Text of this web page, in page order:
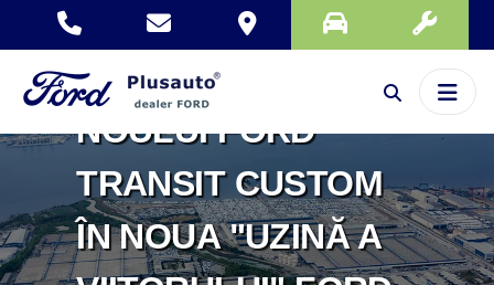
AVANSATĂ AJUTĂ
LA FABRICAREA
NOULUI FORD
TRANSIT CUSTOM
ÎN NOUA "UZINĂ A